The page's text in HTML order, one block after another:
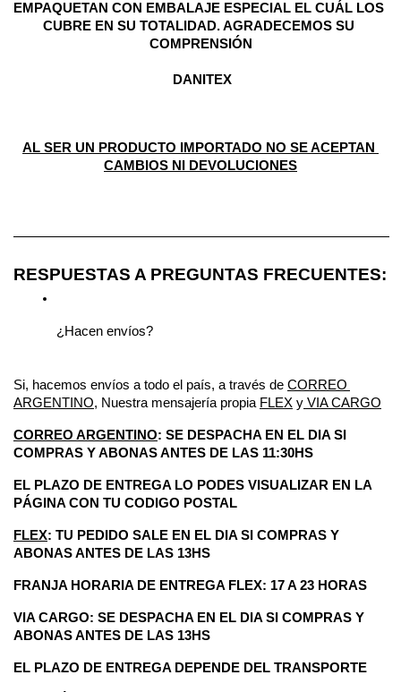
EMPAQUETAN CON EMBALAJE ESPECIAL EL CUÁL LOS
CUBRE EN SU TOTALIDAD. AGRADECEMOS SU
COMPRENSIÓN
DANITEX
AL SER UN PRODUCTO IMPORTADO NO SE ACEPTAN
CAMBIOS NI DEVOLUCIONES
————————————————————————————
RESPUESTAS A PREGUNTAS FRECUENTES:
¿Hacen envíos?
Si, hacemos envíos a todo el país, a través de CORREO
ARGENTINO, Nuestra mensajería propia FLEX y VIA CARGO
CORREO ARGENTINO: SE DESPACHA EN EL DIA SI
COMPRAS Y ABONAS ANTES DE LAS 11:30HS
EL PLAZO DE ENTREGA LO PODES VISUALIZAR EN LA
PÁGINA CON TU CODIGO POSTAL
FLEX: TU PEDIDO SALE EN EL DIA SI COMPRAS Y
ABONAS ANTES DE LAS 13HS
FRANJA HORARIA DE ENTREGA FLEX: 17 A 23 HORAS
VIA CARGO: SE DESPACHA EN EL DIA SI COMPRAS Y
ABONAS ANTES DE LAS 13HS
EL PLAZO DE ENTREGA DEPENDE DEL TRANSPORTE